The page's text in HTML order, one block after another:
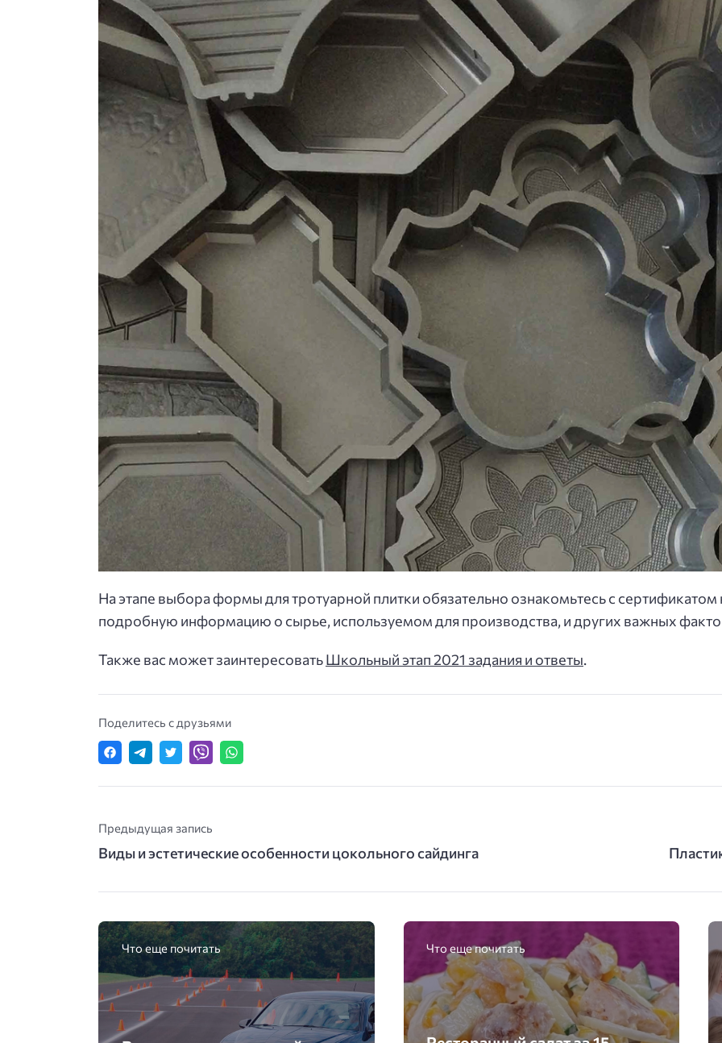
На этапе выбора формы для тротуарной плитки обязательно ознакомьтесь с сертификатом
подробную информацию о сырье, используемом для производства, и других важных
Также вас может заинтересоватьШкольный этап 2021 задания и ответы.
Поделитесь с друзьями
Предыдущая запись
Виды и эстетические особенности цокольного сайдинга
Что еще почитать Что еще почитать